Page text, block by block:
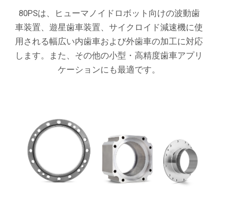
80PSは、ヒューマノイドロボット向けの波動歯
車装置、遊星歯車装置、サイクロイド減速機に使
用される幅広い内歯車および外歯車の加工に対応
します。また、その他の小型・高精度歯車アプリ
ケーションにも最適です。